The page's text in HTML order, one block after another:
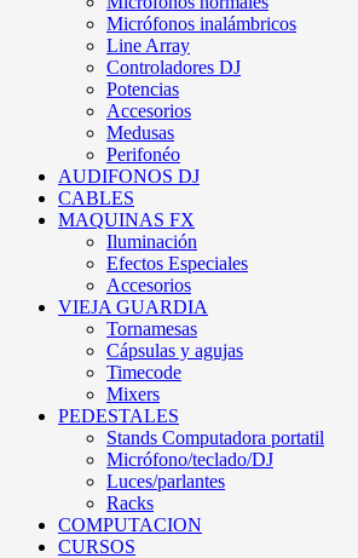
Micrófonos inalámbricos
Line Array
Controladores DJ
Potencias
Accesorios
Medusas
Perifonéo
AUDIFONOS DJ
CABLES
MAQUINAS FX
Iluminación
Efectos Especiales
Accesorios
VIEJA GUARDIA
Tornamesas
Cápsulas y agujas
Timecode
Mixers
PEDESTALES
Stands Computadora portatil
Micrófono/teclado/DJ
Luces/parlantes
Racks
COMPUTACION
CURSOS